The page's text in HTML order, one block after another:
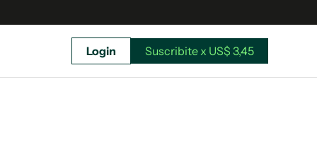
Login Suscribite x US$ 3,45